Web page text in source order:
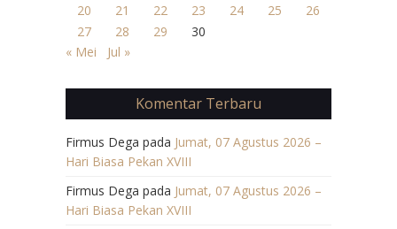
20
21 22 23 24 25
26
27
28 29
30
« Mei
Jul »
Komentar Terbaru
Firmus Dega pada Jumat, 07 Agustus 2026 –
Hari Biasa Pekan XVIII
Firmus Dega pada Jumat, 07 Agustus 2026 –
Hari Biasa Pekan XVIII